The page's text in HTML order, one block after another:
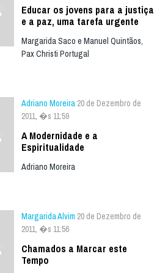
Educar os jovens para a justiça
e a paz, uma tarefa urgente
Margarida Saco e Manuel Quintãos,
Pax Christi Portugal
Adriano Moreira 20 de Dezembro de
2011, �s 11:59
A Modernidade e a
Espiritualidade
Adriano Moreira
Margarida Alvim 20 de Dezembro de
2011, �s 11:56
Chamados a Marcar este
Tempo